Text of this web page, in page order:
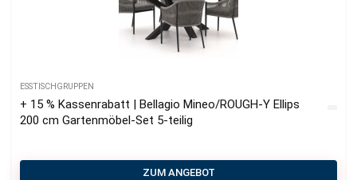
ESSTISCHGRUPPEN
+ 15 % Kassenrabatt | Bellagio Mineo/ROUGH-Y Ellips
200 cm Gartenmöbel-Set 5-teilig
ZUM ANGEBOT